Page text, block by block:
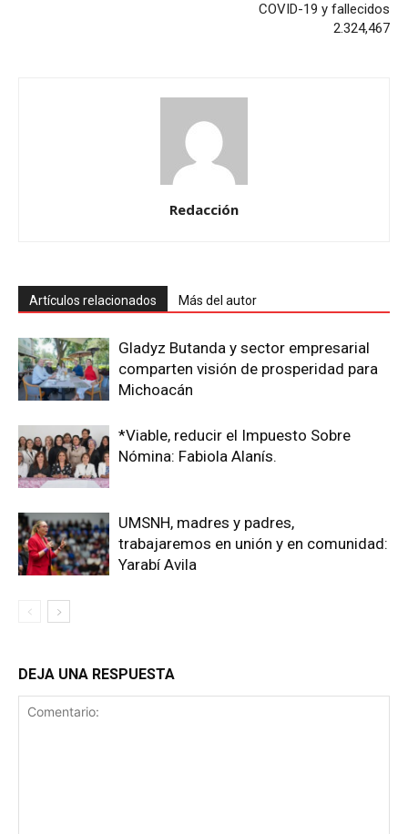
COVID-19 y fallecidos
2.324,467
Redacción
Artículos relacionados Más del autor
Gladyz Butanda y sector empresarial
comparten visión de prosperidad para
Michoacán
*Viable, reducir el Impuesto Sobre
Nómina: Fabiola Alanís.
UMSNH, madres y padres,
trabajaremos en unión y en comunidad:
Yarabí Avila
DEJA UNA RESPUESTA